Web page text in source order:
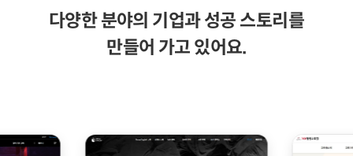
다양한 분야의 기업과 성공 스토리를
만들어 가고 있어요.